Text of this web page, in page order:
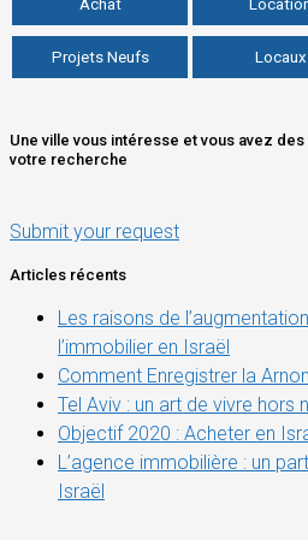
Achat
Projets Neufs Locaux
Une ville vous intéresse et vous avez
votre recherche
Submit your request
Articles récents
Les raisons de
l’immobilier en Israël
Comment Enregistrer la
Tel Aviv : un art de vivre hors
Objectif 2020 : Acheter en
L’agence immobilière : un
Israël